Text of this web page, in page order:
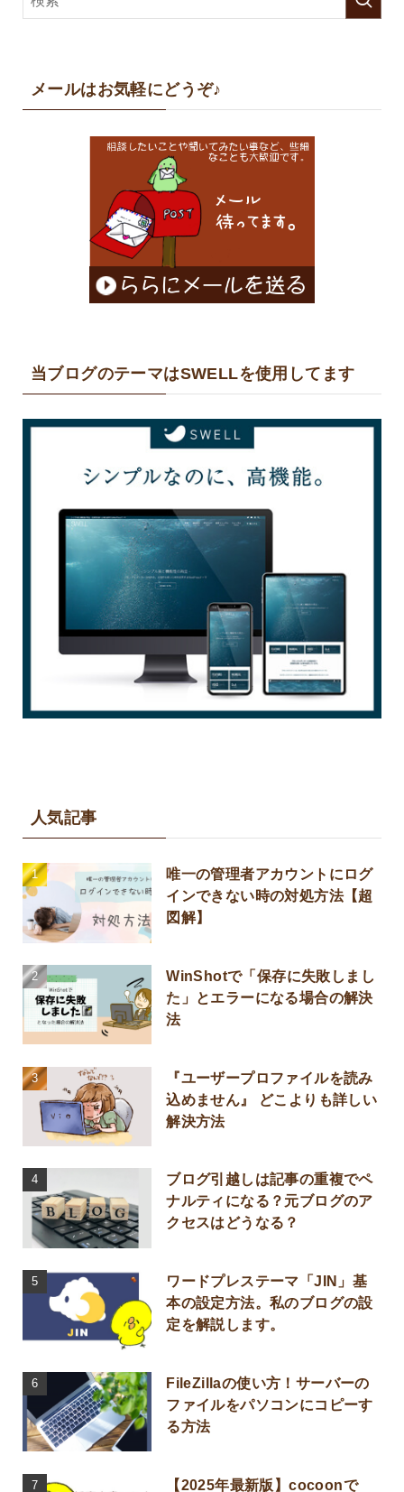
メールはお気軽にどうぞ♪
当ブログのテーマはSWELLを使用してます
人気記事
唯一の管理者アカウントにログ
インできない時の対処方法【超
図解】
WinShotで「保存に失敗しまし
た」とエラーになる場合の解決
法
『ユーザープロファイルを読み
込めません』 どこよりも詳しい
解決方法
ブログ引越しは記事の重複でペ
ナルティになる？元ブログのア
クセスはどうなる？
ワードプレステーマ「JIN」基
本の設定方法。私のブログの設
定を解説します。
FileZillaの使い方！サーバーの
ファイルをパソコンにコピーす
る方法
【2025年最新版】cocoonで